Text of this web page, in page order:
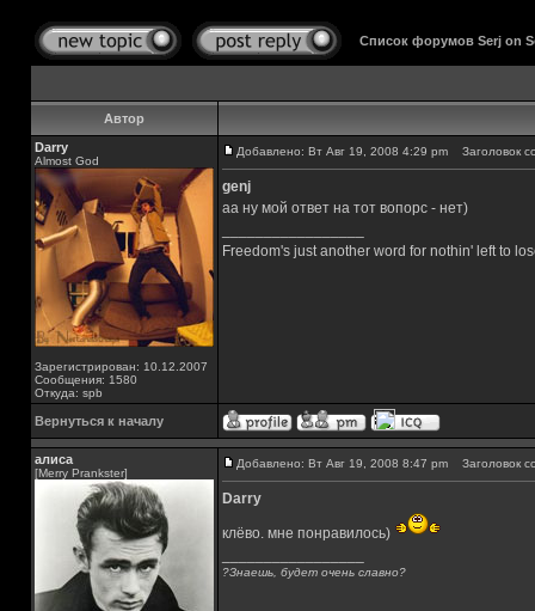
Список форумов Serj on
Автор
Darry
Almost God
Зарегистрирован: 10.12.2007
Сообщения: 1580
Откуда: spb
Добавлено: Вт Авг 19, 2008 4:29 pm Заголовок
genj
аа ну мой ответ на тот вопорс - нет)
Freedom's just another word for nothin' left to
Вернуться к началу
алиса
[Merry Prankster]
Добавлено: Вт Авг 19, 2008 8:47 pm Заголовок
Darry
клёво. мне понравилось)
?Знаешь, будет очень славно?